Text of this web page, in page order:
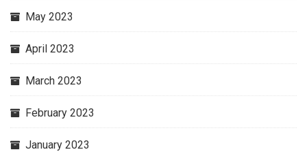
May 2023
April 2023
March 2023
February 2023
January 2023